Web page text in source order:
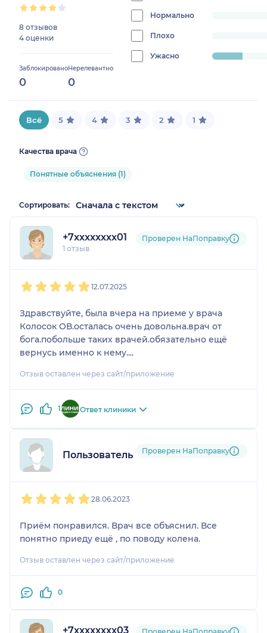
8 отзывов
4 оценки
Заблокировано
0
Нерелевантно
0
0%
Нормально
0%
Плохо
progress:
Ужасно
16.666666666666664%
Всё 5 4 3 2 1
Качества врача
Понятные объяснения (1)
Сортировать:
+7xxxxxxxx01
1 отзыв
Проверен НаПоправку
12.07.2025
Здравствуйте, была вчера на приеме у врача
Колосок ОВ.осталась очень довольна.врач от
бога.побольше таких врачей.обязательно ещё
вернусь именно к нему....
Отзыв оставлен через сайт/приложение
1 Ответ клиники
Пользователь НаПоправку
Проверен НаПоправку
28.06.2023
Приём понравился. Врач все объяснил. Все
понятно приеду ещё , по поводу колена.
Отзыв оставлен через сайт/приложение
0
+7xxxxxxxx03